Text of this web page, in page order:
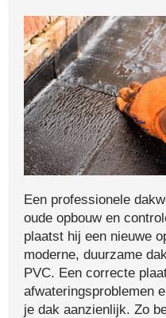
Een professionele
oude opbouw en
plaatst hij een nieuwe
moderne, duurzame
PVC. Een correcte
afwateringsproblemen
je dak aanzienlijk. Zo